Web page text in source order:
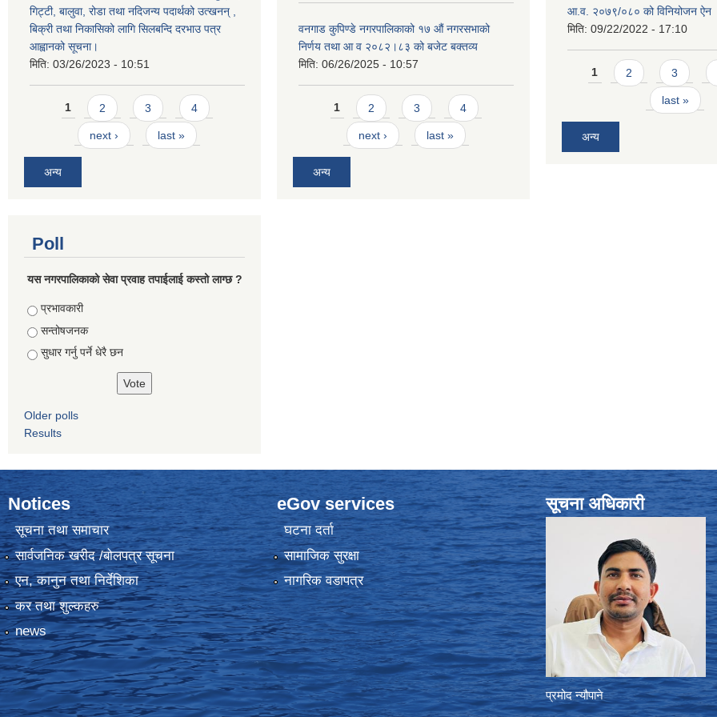
गिट्टी, बालुवा, रोडा तथा नदिजन्य पदार्थको उत्खनन् ,
बिक्री तथा निकासिको लागि सिलबन्दि दरभाउ पत्र
आह्वानको सूचना।
मिति: 03/26/2023 - 10:51
Pages
1 2 3 4
next › last »
अन्य
वनगाड कुपिण्डे नगरपालिकाको १७ ‍औं नगरसभाको
निर्णय तथा आ व २०८२।८३ को बजेट बक्तव्य
मिति: 06/26/2025 - 10:57
Pages
1 2 3 4
next › last »
अन्य
आ.व. २०७९/०८० को विनियोजन ऐन
मिति: 09/22/2022 - 17:10
Pages
1 2 3
last »
अन्य
Poll
यस नगरपालिकाको सेवा प्रवाह तपाईलाई कस्तो लाग्छ ?
Choices
प्रभावकारी
सन्तोषजनक
सुधार गर्नु पर्ने धेरै छन
Older polls
Results
Notices
सूचना तथा समाचार
सार्वजनिक खरीद /बोलपत्र सूचना
एन, कानुन तथा निर्देशिका
कर तथा शुल्कहरु
news
eGov services
घटना दर्ता
सामाजिक सुरक्षा
नागरिक वडापत्र
सूचना अधिकारी
प्रमोद न्यौपाने